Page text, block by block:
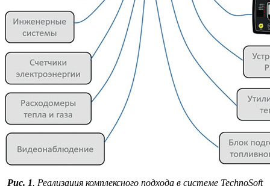
Рис. 1. Реализация комплексного подхода в системе TechnoSoft